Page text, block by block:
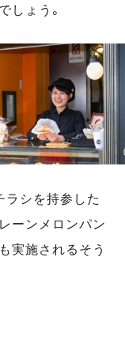
しょう。
ラシを持参した
ーンメロンパン
実施されるそう